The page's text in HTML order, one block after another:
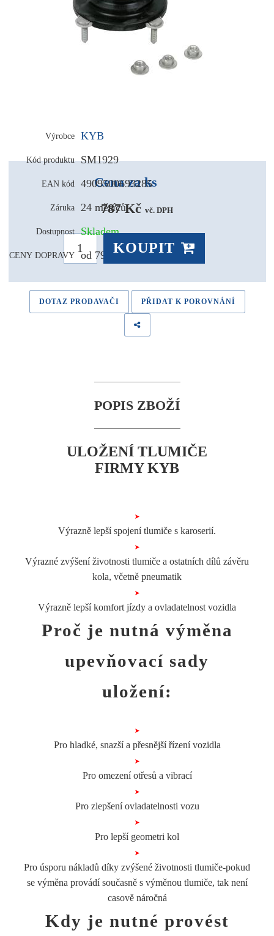
Výrobce KYB
Kód produktu SM1929
EAN kód 4909500693285
Záruka 24 měsíců
Dostupnost Skladem
CENY DOPRAVY od 79,- Kč
Cena za ks
787 Kč vč. DPH
KOUPIT
DOTAZ PRODAVAČI PŘIDAT K POROVNÁNÍ
POPIS ZBOŽÍ
ULOŽENÍ TLUMIČE
FIRMY KYB
Výrazně lepší spojení tlumiče s karoserií.
Výrazné zvýšení životnosti tlumiče a ostatních dílů závěru
kola, včetně pneumatik
Výrazně lepší komfort jízdy a ovladatelnost vozidla
Proč je nutná výměna
upevňovací sady
uložení:
Pro hladké, snazší a přesnější řízení vozidla
Pro omezení otřesů a vibrací
Pro zlepšení ovladatelnosti vozu
Pro lepší geometri kol
Pro úsporu nákladů díky zvýšené životnosti tlumiče-pokud
se výměna provádí současně s výměnou tlumiče, tak není
casově náročná
Kdy je nutné provést